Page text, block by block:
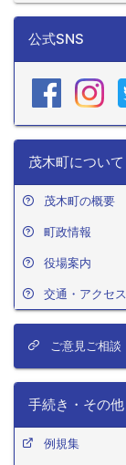
公式SNS
茂木町について
茂木町の概要
町政情報
役場案内
交通・アクセス
ご意見ご相談
手続き・その他
例規集